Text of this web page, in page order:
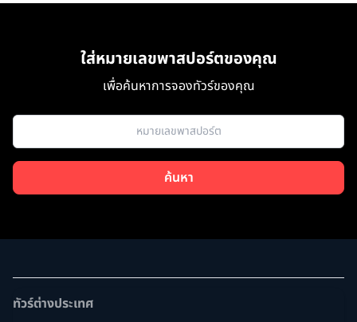
ใส่หมายเลขพาสปอร์ตของคุณ
เพื่อค้นหาการจองทัวร์ของคุณ
ค้นหา
ทัวร์ต่างประเทศ